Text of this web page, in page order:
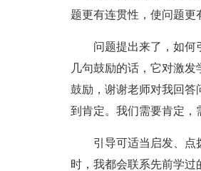
题更有连贯性，使问题更
问题提出来了，如何引
几句鼓励的话，它对激
鼓励，谢谢老师对我回答
到肯定。我们需要肯定，
引导可适当启发、点拨
时，我都会联系先前学过